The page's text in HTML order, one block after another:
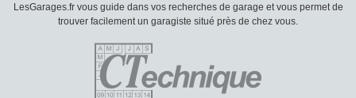
LesGarages.fr vous guide dans vos recherches de garage et vous permet de
trouver facilement un garagiste situé près de chez vous.